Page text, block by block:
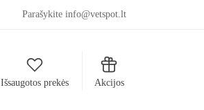
Parašykite info@vetspot.lt
Išsaugotos prekės Akcijos